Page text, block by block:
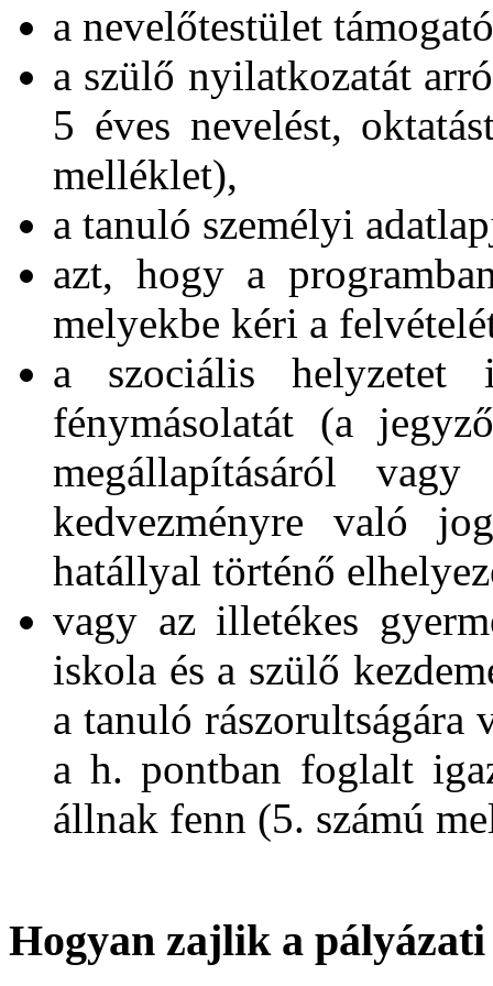
a nevelőtestület
a szülő nyilatkozatát
5 éves nevelést,
melléklet),
a tanuló személyi
azt, hogy a
melyekbe kéri a
a szociális helyzetet
fénymásolatát (a
megállapításáról
kedvezményre való
hatállyal történő
vagy az illetékes
iskola és a szülő
a tanuló rászorultságára
a h. pontban foglalt
állnak fenn (5. számú
Hogyan zajlik a